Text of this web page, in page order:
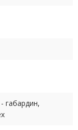
Декор -
габардин,